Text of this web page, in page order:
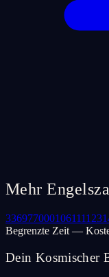
Mehr
336977000106111123
Begrenzte Zeit —
Dein Kosmischer